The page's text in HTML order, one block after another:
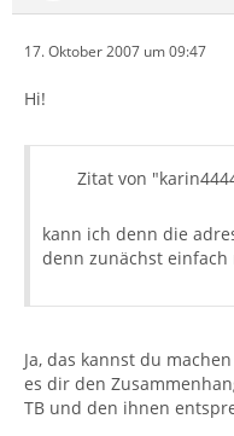
17. Oktober 2007 um 09:47
Hi!
Zitat von
kann ich denn die
denn zunächst einfach
Ja, das kannst du
es dir den
TB und den ihnen